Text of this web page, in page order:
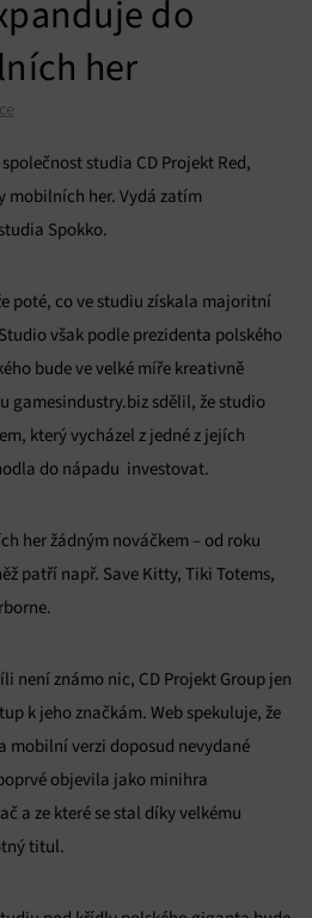
do
her
studia CD Projekt Red,
mobilních her. Vydá zatím
Spokko.
poté, co ve studiu získala majoritní
však podle prezidenta polského
bude ve velké míře kreativně
gamesindustry.biz sdělil, že studio
který vycházel z jedné z jejích
do nápadu investovat.
her žádným nováčkem – od roku
patří např. Save Kitty, Tiki Totems,
není známo nic, CD Projekt Group jen
k jeho značkám. Web spekuluje, že
mobilní verzi doposud nevydané
objevila jako minihra
a ze které se stal díky velkému
titul.